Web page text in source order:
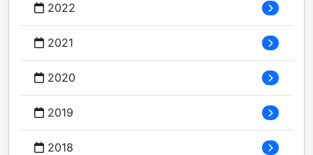
2022
2021
2020
2019
2018